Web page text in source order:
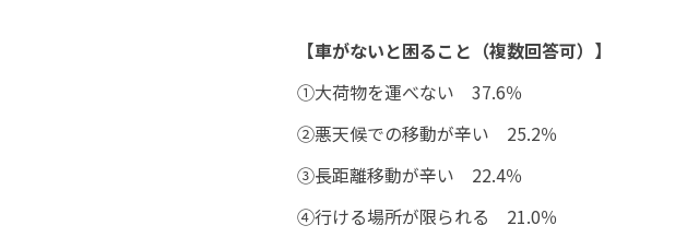
【車がないと困ること（複数回答可）】
①大荷物を運べない 37.6％
②悪天候での移動が辛い 25.2％
③長距離移動が辛い 22.4％
④行ける場所が限られる 21.0％